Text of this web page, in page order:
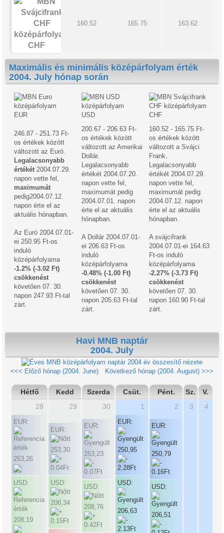
CHF
160.52 165.75 163.62
Maximális és minimális középárfolyam érték
2004. July hónap során
EUR USD CHF
246.87 - 251.73 Ft-
os értékek között
változott az Euró.
Legalacsonyabb
értékét 2004.07.29.
napon vette fel,
maximumát
pedig2004.07.12.
napon érte el az
aktuális hónapban.
Az Euró 2004.07.01-
ei 250.95 Ft-os
induló
középárfolyama
-1.2% (-3.02 Ft)
csökkenést
követően 07. 30.
napon 247.93 Ft-tal
zárt.
200.67 - 206.63 Ft-
os értékek között
változott az Amerikai
Dollár.
Legalacsonyabb
értékét 2004.07.20.
napon vette fel,
maximumát pedig
2004.07.01. napon
érte el az aktuális
hónapban.
A Dollár 2004.07.01-
ei 206.63 Ft-os
induló
középárfolyama
-0.48% (-1.00 Ft)
csökkenést
követően 07. 30.
napon 205.63 Ft-tal
zárt.
160.52 - 165.75 Ft-
os értékek között
változott a Svájci
Frank.
Legalacsonyabb
értékét 2004.07.29.
napon vette fel,
maximumát pedig
2004.07.12. napon
érte el az aktuális
hónapban.
A svájcifrank
2004.07.01-ei 164.63
Ft-os induló
középárfolyama
-2.27% (-3.73 Ft)
csökkenést
követően 07. 30.
napon 160.90 Ft-tal
zárt.
Havi MNB naptár
2004. July
2004 év összesítő nézete
<<< Előző hónap (2004. June)
Következő hónap (2004. August) >>>
Hétfő Kedd Szerda Csüt. Pént. Sz.
V.
28
EUR:
253,26
USD:
208,19
29
EUR:
253,30
USD:
208,34
30
EUR:
253,23
USD:
208,76
1
EUR:
250,95
USD:
206,63
2
EUR:
250,79
USD:
206,51
3 4